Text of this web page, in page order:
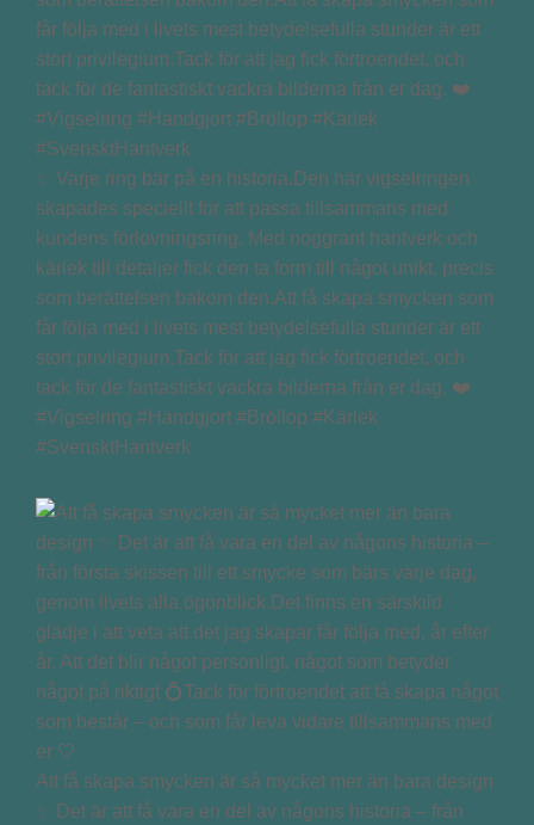
✨ Varje ring bär på en historia.Den här vigselringen
skapades speciellt för att passa tillsammans med
kundens förlovningsring. Med noggrant hantverk och
kärlek till detaljer fick den ta form till något unikt, precis
som berättelsen bakom den.Att få skapa smycken som
får följa med i livets mest betydelsefulla stunder är ett
stort privilegium.Tack för att jag fick förtroendet, och
tack för de fantastiskt vackra bilderna från er dag. ❤️
#Vigselring #Handgjort #Bröllop #Kärlek
#SvensktHantverk
Att få skapa smycken är så mycket mer än bara design
✨ Det är att få vara en del av någons historia – från